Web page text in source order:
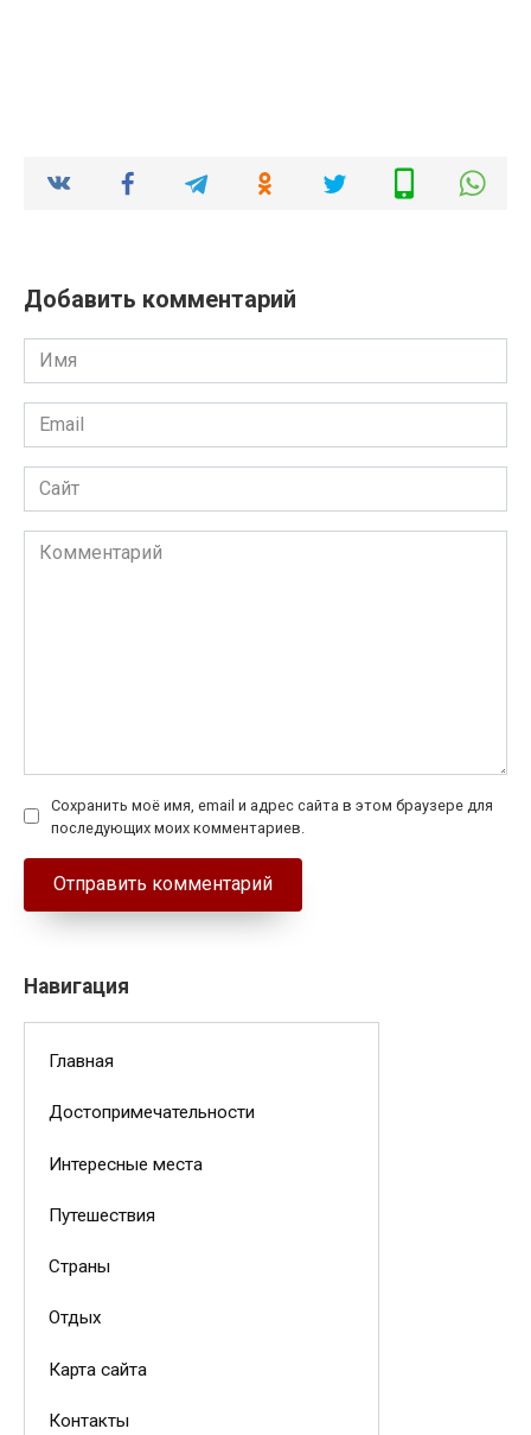
Добавить комментарий
Имя
*
Email
*
Сайт
Комментарий
Сохранить моё имя, email и адрес сайта в этом браузере для
последующих моих комментариев.
Навигация
Главная
Достопримечательности
Интересные места
Путешествия
Страны
Отдых
Карта сайта
Контакты